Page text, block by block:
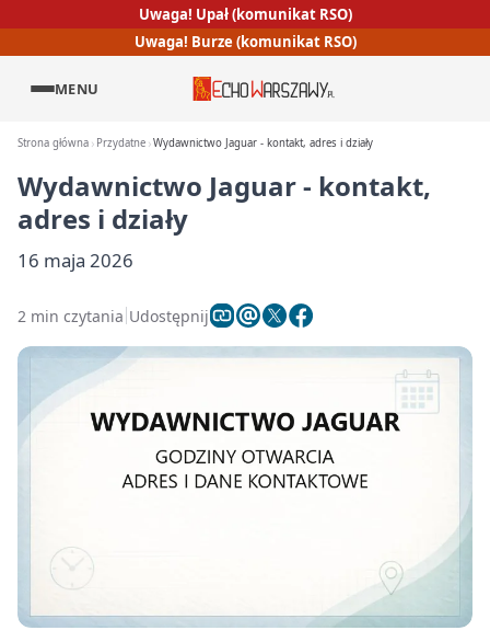
Uwaga! Upał (komunikat RSO)
Uwaga! Burze (komunikat RSO)
MENU
Strona główna Przydatne Wydawnictwo Jaguar - kontakt, adres i działy
Wydawnictwo Jaguar - kontakt,
adres i działy
16 maja 2026
2 min czytania Udostępnij